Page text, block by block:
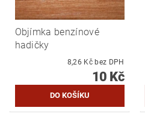
Objímka benzínové
hadičky
8,26 Kč bez DPH
10 Kč